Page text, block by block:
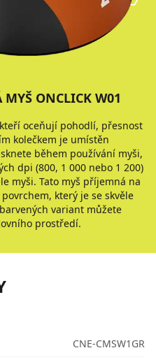
MYŠ ONCLICK W01
oceňují pohodlí, přesnost
kolečkem je umístěn
během používání myši,
dpi (800, 1 000 nebo 1 200)
myši. Tato myš příjemná na
který je se skvěle
variant můžete
prostředí.
CNE-CMSW1GR